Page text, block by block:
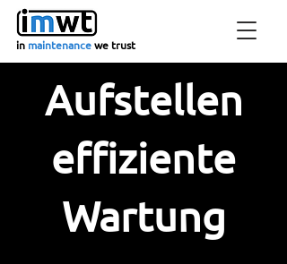
in maintenance we trust
Aufstellen
effiziente
Wartung